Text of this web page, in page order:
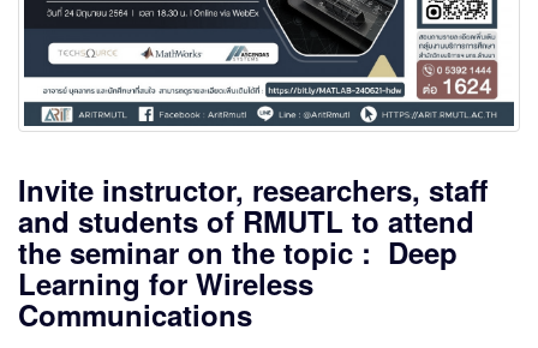
Invite instructor, researchers, staff
and students of RMUTL to attend
the seminar on the topic : Deep
Learning for Wireless
Communications